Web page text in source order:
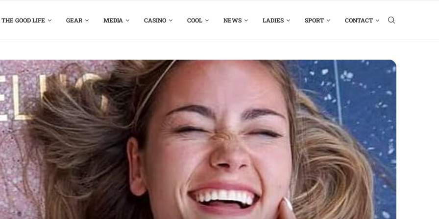
THE GOOD LIFE GEAR MEDIA CASINO COOL NEWS LADIES SPORT CONTACT